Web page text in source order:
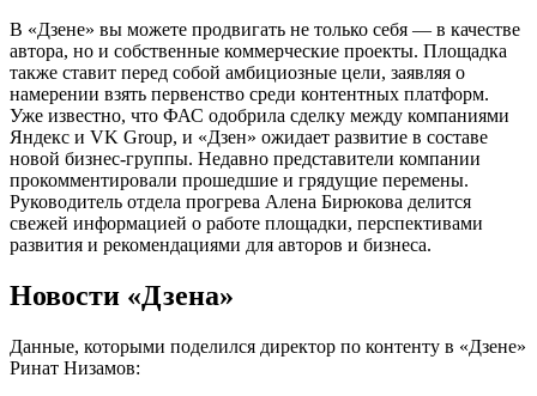
В «Дзене» вы можете продвигать не только себя — в качестве
автора, но и собственные коммерческие проекты. Площадка
также ставит перед собой амбициозные цели, заявляя о
намерении взять первенство среди контентных платформ.
Уже известно, что ФАС одобрила сделку между компаниями
Яндекс и VK Group, и «Дзен» ожидает развитие в составе
новой бизнес-группы. Недавно представители компании
прокомментировали прошедшие и грядущие перемены.
Руководитель отдела прогрева Алена Бирюкова делится
свежей информацией о работе площадки, перспективами
развития и рекомендациями для авторов и бизнеса.
Новости «Дзена»
Данные, которыми поделился директор по контенту в «Дзене»
Ринат Низамов: